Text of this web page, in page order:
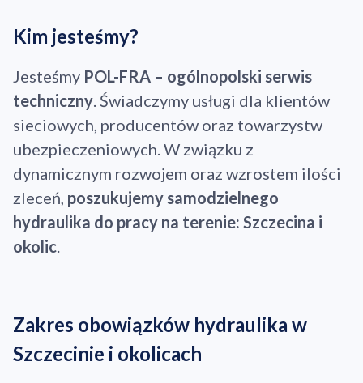
Kim jesteśmy?
Jesteśmy POL-FRA – ogólnopolski serwis
techniczny. Świadczymy usługi dla klientów
sieciowych, producentów oraz towarzystw
ubezpieczeniowych. W związku z
dynamicznym rozwojem oraz wzrostem ilości
zleceń, poszukujemy samodzielnego
hydraulika do pracy na terenie: Szczecina i
okolic.
Zakres obowiązków hydraulika w
Szczecinie i okolicach